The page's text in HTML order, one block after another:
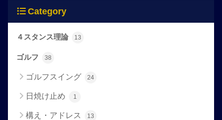
Category
４スタンス理論 13
ゴルフ 38
ゴルフスイング 24
日焼け止め 1
構え・アドレス 13